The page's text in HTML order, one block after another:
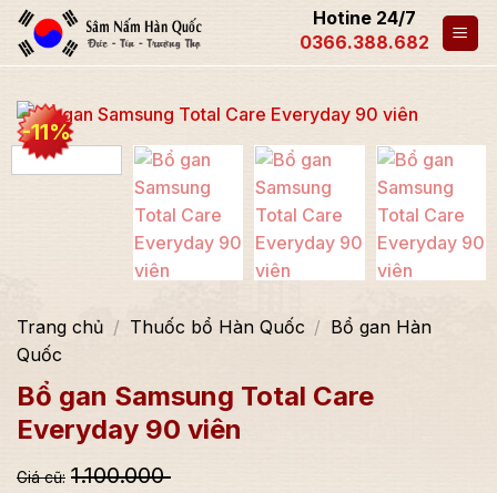
Hotine 24/7
0366.388.682
-11%
Trang chủ / Thuốc bổ Hàn Quốc / Bổ gan Hàn
Quốc
Bổ gan Samsung Total Care
Everyday 90 viên
1.100.000